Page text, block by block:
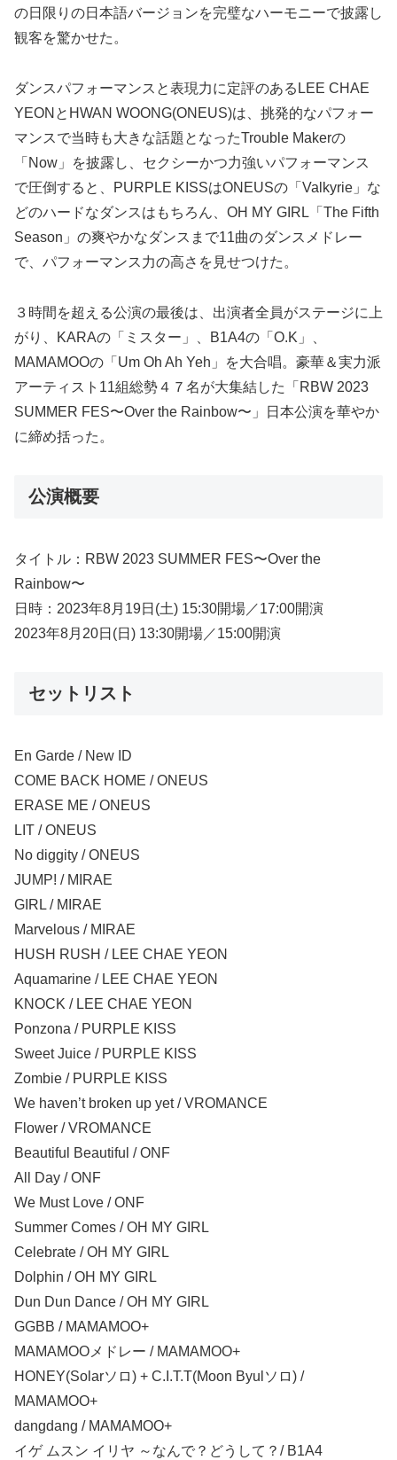
の日限りの日本語バージョンを完璧なハーモニーで披露し
観客を驚かせた。
ダンスパフォーマンスと表現力に定評のあるLEE CHAE
YEONとHWAN WOONG(ONEUS)は、挑発的なパフォー
マンスで当時も大きな話題となったTrouble Makerの
「Now」を披露し、セクシーかつ力強いパフォーマンス
で圧倒すると、PURPLE KISSはONEUSの「Valkyrie」な
どのハードなダンスはもちろん、OH MY GIRL「The Fifth
Season」の爽やかなダンスまで11曲のダンスメドレー
で、パフォーマンス力の高さを見せつけた。
３時間を超える公演の最後は、出演者全員がステージに上
がり、KARAの「ミスター」、B1A4の「O.K」、
MAMAMOOの「Um Oh Ah Yeh」を大合唱。豪華＆実力派
アーティスト11組総勢４７名が大集結した「RBW 2023
SUMMER FES〜Over the Rainbow〜」日本公演を華やか
に締め括った。
公演概要
タイトル：RBW 2023 SUMMER FES〜Over the
Rainbow〜
日時：2023年8月19日(土) 15:30開場／17:00開演
2023年8月20日(日) 13:30開場／15:00開演
セットリスト
En Garde / New ID
COME BACK HOME / ONEUS
ERASE ME / ONEUS
LIT / ONEUS
No diggity / ONEUS
JUMP! / MIRAE
GIRL / MIRAE
Marvelous / MIRAE
HUSH RUSH / LEE CHAE YEON
Aquamarine / LEE CHAE YEON
KNOCK / LEE CHAE YEON
Ponzona / PURPLE KISS
Sweet Juice / PURPLE KISS
Zombie / PURPLE KISS
We haven’t broken up yet / VROMANCE
Flower / VROMANCE
Beautiful Beautiful / ONF
All Day / ONF
We Must Love / ONF
Summer Comes / OH MY GIRL
Celebrate / OH MY GIRL
Dolphin / OH MY GIRL
Dun Dun Dance / OH MY GIRL
GGBB / MAMAMOO+
MAMAMOOメドレー / MAMAMOO+
HONEY(Solarソロ) + C.I.T.T(Moon Byulソロ) /
MAMAMOO+
dangdang / MAMAMOO+
イゲ ムスン イリヤ ～なんで？どうして？/ B1A4